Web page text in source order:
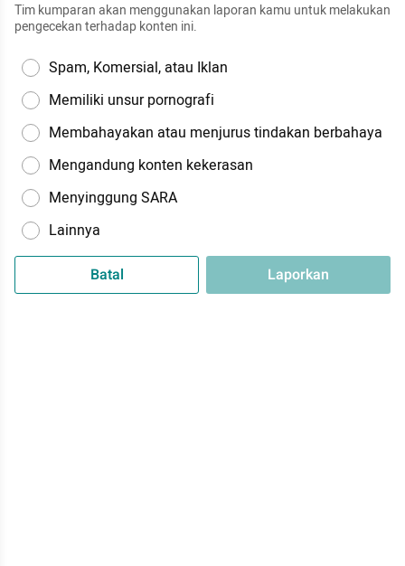
Tim kumparan akan menggunakan laporan kamu untuk melakukan
pengecekan terhadap konten ini.
Spam, Komersial, atau Iklan
Memiliki unsur pornografi
Membahayakan atau menjurus tindakan berbahaya
Mengandung konten kekerasan
Menyinggung SARA
Lainnya
Batal Laporkan